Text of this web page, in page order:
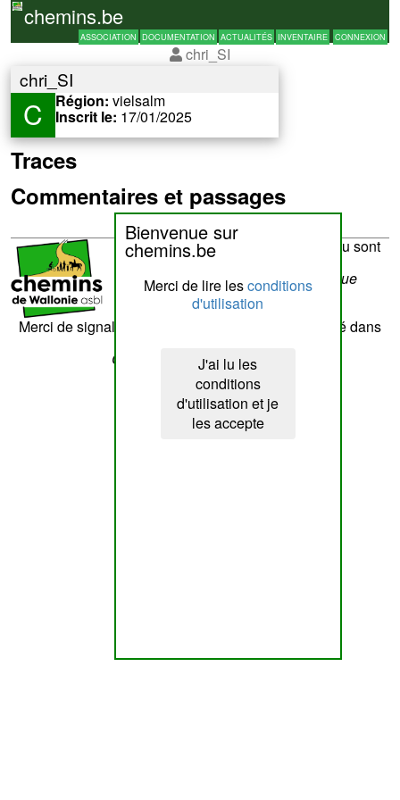
chemins.be
ASSOCIATION DOCUMENTATION ACTUALITÉS INVENTAIRE CONNEXION
chri_SI
Bienvenue sur
chemins.be
Merci de lire lesconditions
d'utilisation
J'ai lu les
conditions
d'utilisation et je
les accepte
chri_SI
C Région: vielsalm
Inscrit le: 17/01/2025
Traces
Commentaires et passages
La réalisation du site et son contenu sont
sous la responsabilité de
Chemins de Wallonie asbl - Rue
Laschet,8 - 4852 Hombourg
Nous contacter
Merci de signaler tout contenu erroné. Il sera corrigé dans
Cette page a été vue??